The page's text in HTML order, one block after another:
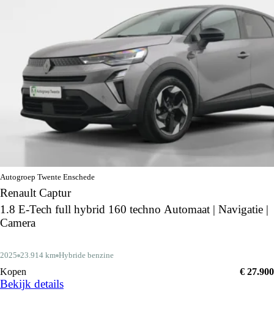
Autogroep Twente Enschede
Renault Captur
1.8 E-Tech full hybrid 160 techno Automaat | Navigatie |
Camera
2025 23.914 km Hybride benzine
Kopen € 27.900
Bekijk details